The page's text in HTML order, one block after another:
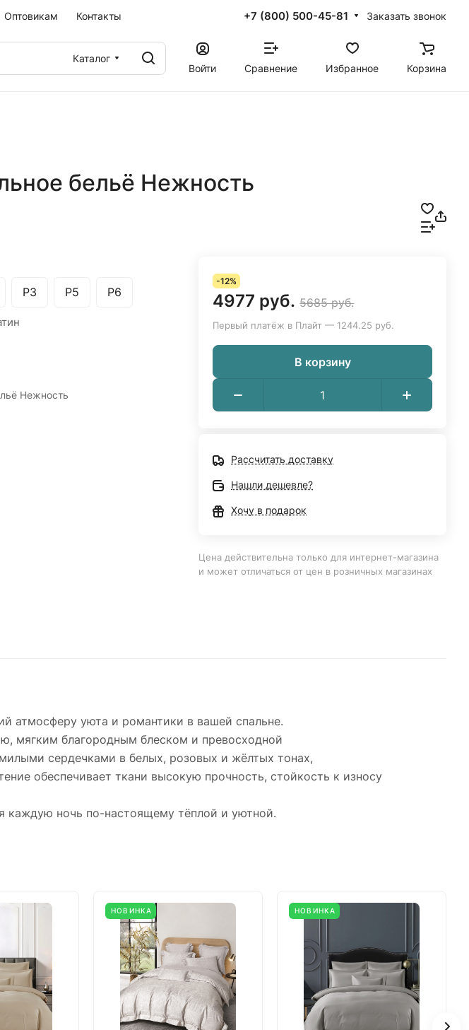
Оптовикам Контакты +7 (800) 500-45-81 Заказать звонок
Каталог
Войти
Сравнение Избранное Корзина
бельё Нежность
Р3 Р5 Р6
Нежность
-12%
4977 руб. 5685 руб.
Первый платёж в Плайт — 1244.25 руб.
В корзину
Рассчитать доставку
Нашли дешевле?
Хочу в подарок
Цена действительна только для интернет-магазина
и может отличаться от цен в розничных магазинах
атмосферу уюта и романтики в вашей спальне.
мягким благородным блеском и превосходной
сердечками в белых, розовых и жёлтых тонах,
обеспечивает ткани высокую прочность, стойкость к износу
каждую ночь по-настоящему тёплой и уютной.
НОВИНКА НОВИНКА